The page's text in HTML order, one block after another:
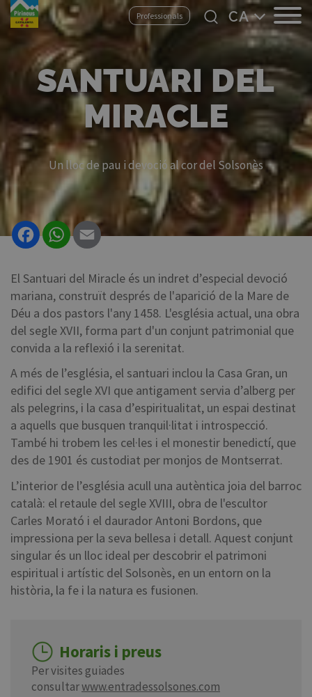
Vés
al
contingut
Professionals
Select
your
language
SANTUARI DEL
MIRACLE
Un lloc de pau i devoció al cor del Solsonès
FacebookWhatsApp
Email
El Santuari del Miracle és un indret d’especial devoció
mariana, construït després de l'aparició de la Mare de
Déu a dos pastors l'any 1458. L'església actual, una obra
del segle XVII, forma part d'un conjunt patrimonial que
convida a la reflexió i la serenitat.
A més de l’església, el santuari inclou la Casa Gran, un
edifici del segle XVI que antigament servia d’alberg per
als pelegrins, i la casa d’espiritualitat, un espai destinat
a aquells que busquen tranquil·litat i introspecció.
També hi trobem les cel·les i el monestir benedictí, que
des de 1901 és custodiat per monjos de Montserrat.
L’interior de l’església acull una autèntica joia del barroc
català: el retaule del segle XVIII, obra de l'escultor
Carles Morató i el daurador Antoni Bordons, que
impressiona per la seva bellesa i detall. Aquest conjunt
singular és un lloc ideal per descobrir el patrimoni
espiritual i artístic del Solsonès, en un entorn on la
història, la fe i la natura es fusionen.
Horaris i preus
Per visites guiades
consultarwww.entradessolsones.com